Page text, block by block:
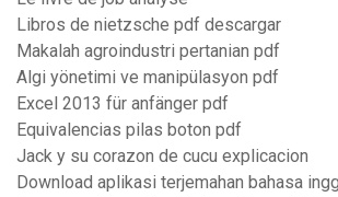
Libros de nietzsche pdf descargar
Makalah agroindustri pertanian pdf
Algi yönetimi ve manipülasyon pdf
Excel 2013 für anfänger pdf
Equivalencias pilas boton pdf
Jack y su corazon de cucu explicacion
Download aplikasi terjemahan bahasa